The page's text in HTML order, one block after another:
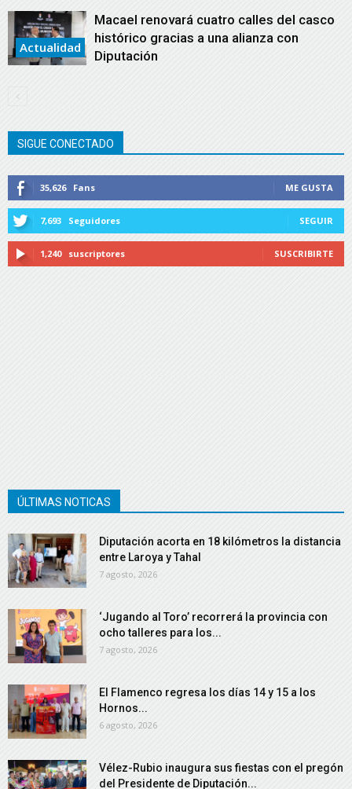
Actualidad
Macael renovará cuatro calles del casco
histórico gracias a una alianza con
Diputación
SIGUE CONECTADO
35,626 Fans ME GUSTA
7,693 Seguidores SEGUIR
1,240 suscriptores SUSCRIBIRTE
ÚLTIMAS NOTICAS
Diputación acorta en 18 kilómetros la distancia
entre Laroya y Tahal
7 agosto, 2026
‘Jugando al Toro’ recorrerá la provincia con
ocho talleres para los...
7 agosto, 2026
El Flamenco regresa los días 14 y 15 a los
Hornos...
6 agosto, 2026
Vélez-Rubio inaugura sus fiestas con el pregón
del Presidente de Diputación...